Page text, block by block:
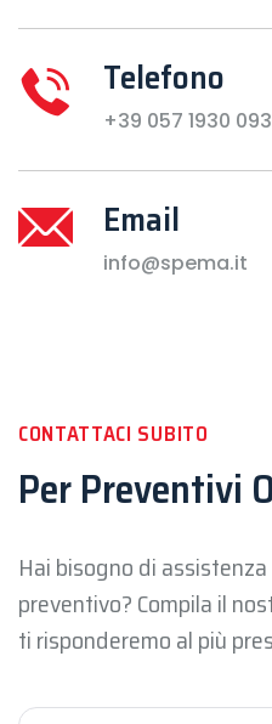
Telefono
+39 057 1930 093
Email
info@spema.it
CONTATTACI SUBITO
Per Preventivi
Hai bisogno di
preventivo? Compila il
ti risponderemo al più